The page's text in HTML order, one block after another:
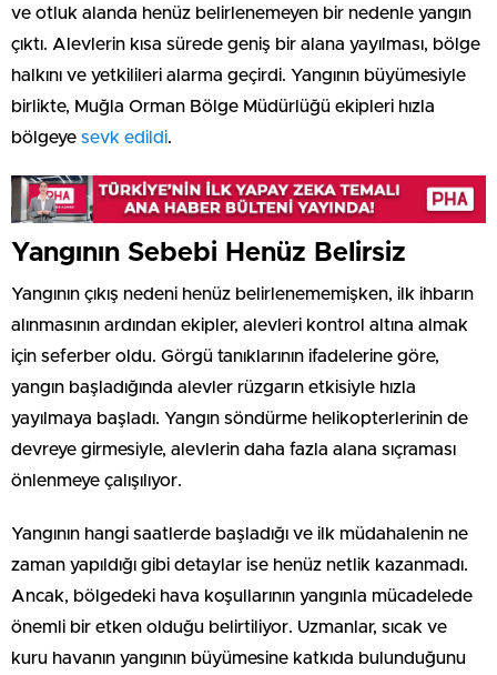
ve otluk alanda henüz belirlenemeyen bir nedenle yangın
çıktı. Alevlerin kısa sürede geniş bir alana yayılması, bölge
halkını ve yetkilileri alarma geçirdi. Yangının büyümesiyle
birlikte, Muğla Orman Bölge Müdürlüğü ekipleri hızla
bölgeye sevk edildi.
Yangının Sebebi Henüz Belirsiz
Yangının çıkış nedeni henüz belirlenememişken, ilk ihbarın
alınmasının ardından ekipler, alevleri kontrol altına almak
için seferber oldu. Görgü tanıklarının ifadelerine göre,
yangın başladığında alevler rüzgarın etkisiyle hızla
yayılmaya başladı. Yangın söndürme helikopterlerinin de
devreye girmesiyle, alevlerin daha fazla alana sıçraması
önlenmeye çalışılıyor.
Yangının hangi saatlerde başladığı ve ilk müdahalenin ne
zaman yapıldığı gibi detaylar ise henüz netlik kazanmadı.
Ancak, bölgedeki hava koşullarının yangınla mücadelede
önemli bir etken olduğu belirtiliyor. Uzmanlar, sıcak ve
kuru havanın yangının büyümesine katkıda bulunduğunu